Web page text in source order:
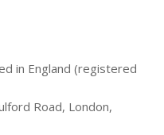
in England (registered
Road, London,